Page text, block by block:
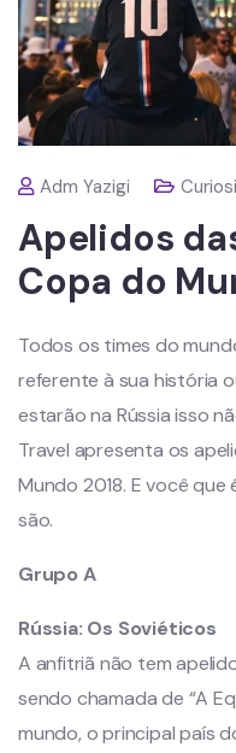
Adm Yazigi
Apelidos
Copa do
Todos os times do
referente à sua história
estarão na Rússia isso
Travel apresenta os
Mundo 2018. E você
são.
Grupo A
Rússia: Os Soviéticos
A anfitriã não tem
sendo chamada de “A
mundo, o principal país